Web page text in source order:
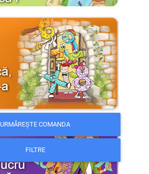
URMĂREȘTE COMANDA
FILTRE